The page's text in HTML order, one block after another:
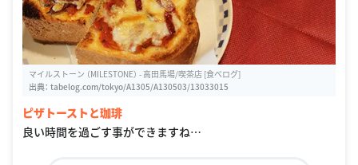
マイルストーン （MILESTONE） - 高田馬場/喫茶店 [食べログ]
出典： tabelog.com/tokyo/A1305/A130503/13033015
ピザトーストと珈琲
良い時間を過ごす事ができますね…